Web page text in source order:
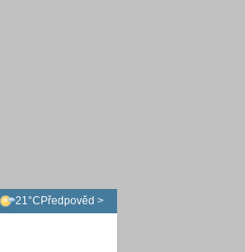
21°C Předpověd >